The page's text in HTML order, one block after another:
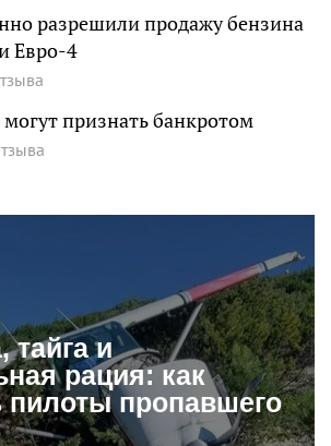
разрешили продажу бензина
Евро-4
признать банкротом
тайга и
рация: как
пилоты пропавшего